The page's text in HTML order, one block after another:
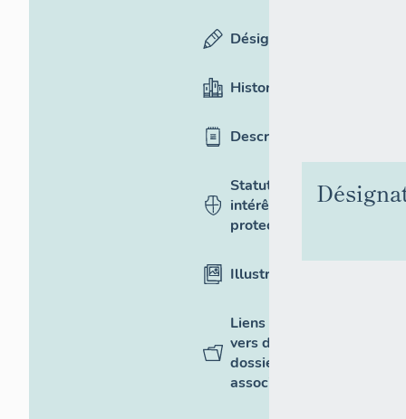
Désignation
Historique
Description
Statut,
intérêt et
protection
Illustrations
Liens
vers des
dossiers
associés